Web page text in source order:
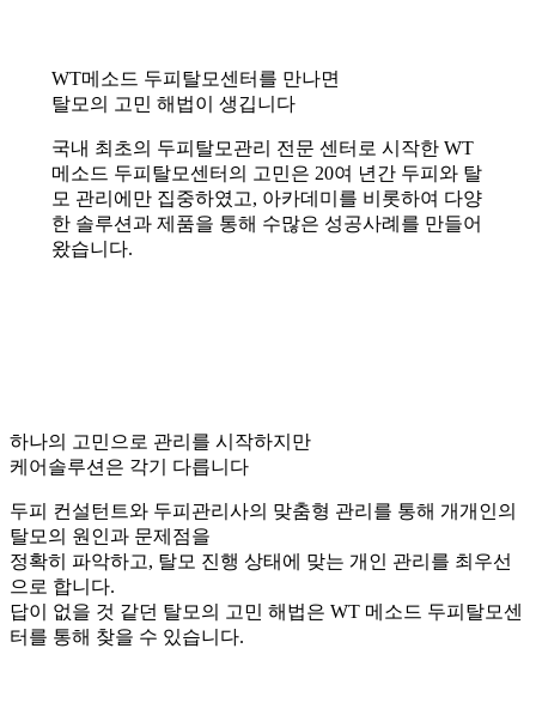
WT메소드 두피탈모센터를 만나면
탈모의 고민 해법이 생깁니다
국내 최초의 두피탈모관리 전문 센터로 시작한 WT
메소드 두피탈모센터의 고민은 20여 년간 두피와 탈
모 관리에만 집중하였고, 아카데미를 비롯하여 다양
한 솔루션과 제품을 통해 수많은 성공사례를 만들어
왔습니다.
하나의 고민으로 관리를 시작하지만
케어솔루션은 각기 다릅니다
두피 컨설턴트와 두피관리사의 맞춤형 관리를 통해 개개인의
탈모의 원인과 문제점을
정확히 파악하고, 탈모 진행 상태에 맞는 개인 관리를 최우선
으로 합니다.
답이 없을 것 같던 탈모의 고민 해법은 WT 메소드 두피탈모센
터를 통해 찾을 수 있습니다.